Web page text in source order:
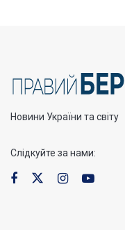
Новини України та світу
Слідкуйте за нами: